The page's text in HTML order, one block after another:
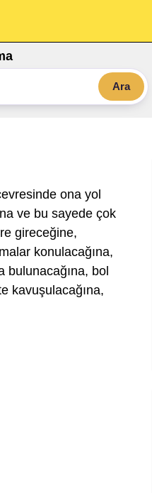
Ara
ona yol
ve bu sayede çok
gireceğine,
konulacağına,
bulunacağına, bol
kavuşulacağına,